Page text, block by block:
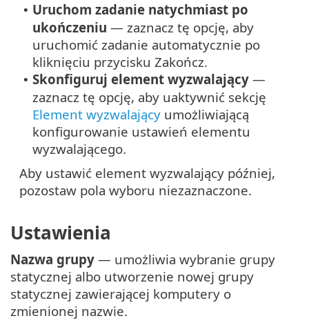
• Uruchom zadanie natychmiast po
ukończeniu — zaznacz tę opcję, aby
uruchomić zadanie automatycznie po
kliknięciu przycisku Zakończ.
• Skonfiguruj element wyzwalający —
zaznacz tę opcję, aby uaktywnić sekcję
Element wyzwalający umożliwiającą
konfigurowanie ustawień elementu
wyzwalającego.
Aby ustawić element wyzwalający później,
pozostaw pola wyboru niezaznaczone.
Ustawienia
Nazwa grupy — umożliwia wybranie grupy
statycznej albo utworzenie nowej grupy
statycznej zawierającej komputery o
zmienionej nazwie.